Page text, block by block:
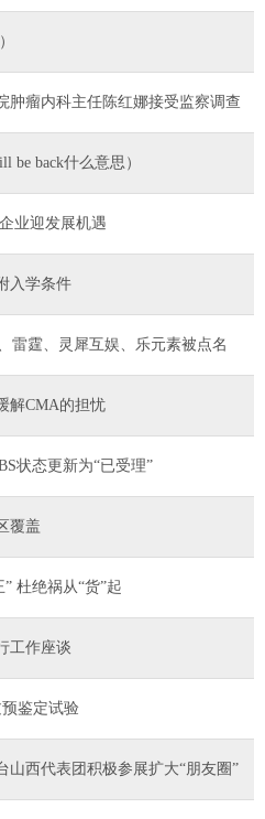
肿瘤内科主任陈红娜接受监察调查
be back什么意思）
业迎发展机遇
入学条件
雷霆、灵犀互娱、乐元素被点名
解CMA的担忧
状态更新为“已受理”
覆盖
杜绝祸从“货”起
工作座谈
鉴定试验
山西代表团积极参展扩大“朋友圈”